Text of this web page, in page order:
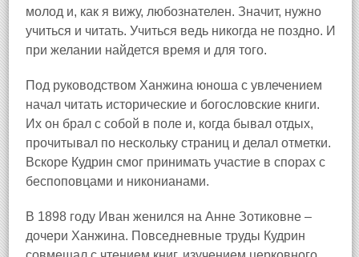
молод и, как я вижу, любознателен. Значит, нужно
учиться и читать. Учиться ведь никогда не поздно. И
при желании найдется время и для того.
Под руководством Ханжина юноша с увлечением
начал читать исторические и богословские книги.
Их он брал с собой в поле и, когда бывал отдых,
прочитывал по нескольку страниц и делал отметки.
Вскоре Кудрин смог принимать участие в спорах с
беспоповцами и никонианами.
В 1898 году Иван женился на Анне Зотиковне –
дочери Ханжина. Повседневные труды Кудрин